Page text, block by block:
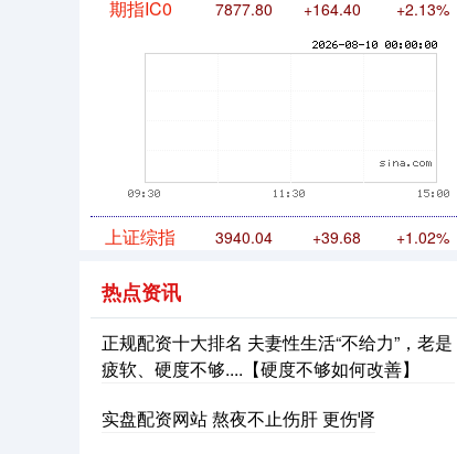
期指IC0 7877.80 +164.40 +2.13%
上证综指
热点资讯
正规配资十大排名 夫妻性生活“不给力”，老是
疲软、硬度不够....【硬度不够如何改善】
实盘配资网站 熬夜不止伤肝 更伤肾